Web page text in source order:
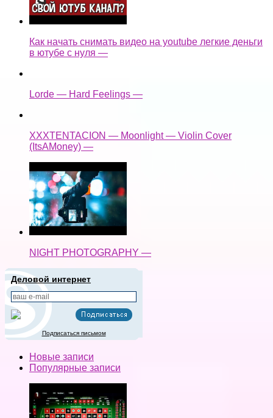
Как начать снимать видео на youtube легкие деньги
в ютубе с нуля —
Lorde — Hard Feelings —
XXXTENTACION — Moonlight — Violin Cover
(ItsAMoney) —
NIGHT PHOTOGRAPHY —
Деловой интернет
Подписаться письмом
Новые записи
Популярные записи